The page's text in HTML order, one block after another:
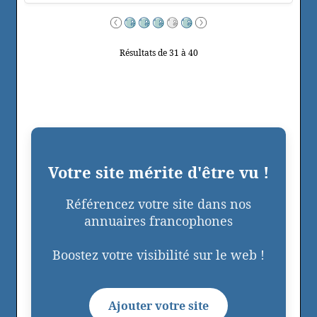
Résultats de 31 à 40
Votre site mérite d'être vu !
Référencez votre site dans nos
annuaires francophones
Boostez votre visibilité sur le web !
Ajouter votre site